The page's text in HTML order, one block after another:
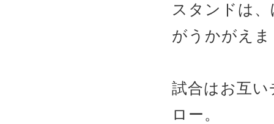
スタンドは
がうかがえ
試合はお互
ロー。